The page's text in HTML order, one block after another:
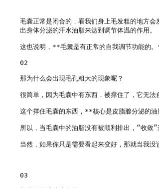
毛囊正常是闭合的，看我们身上毛发粗的地方
出身体分泌的汗水油脂来达到调节体温的作用。
这也说明，**毛囊是有正常的自我调节功能的
02
那为什么会出现毛孔粗大的现象呢？
很简单，因为毛囊中有东西，被撑住了，它无法
这个撑住毛囊的东西，**核心是皮脂腺分泌的
所以，当毛囊中的油脂没有被顺利排出，“收敛
当然，如果你只是需要看起来变好，那就当我没
03